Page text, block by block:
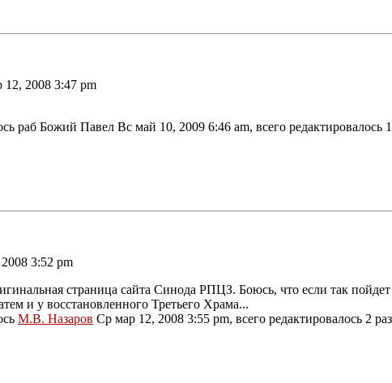
12, 2008 3:47 pm
раб Божий Павел Вс май 10, 2009 6:46 am, всего редактировалось 1
3:52 pm
страница сайта Синода РПЦЗ. Боюсь, что если так
и у восстановленного Третьего Храма...
М.В. Назаров Ср мар 12, 2008 3:55 pm, всего редактировалось 2